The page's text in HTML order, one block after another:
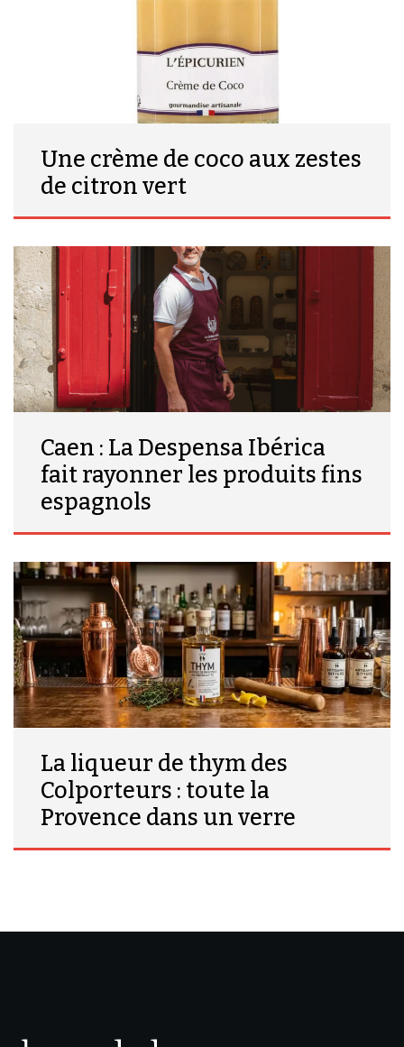
Une crème de coco aux zestes
de citron vert
Caen : La Despensa Ibérica
fait rayonner les produits fins
espagnols
La liqueur de thym des
Colporteurs : toute la
Provence dans un verre